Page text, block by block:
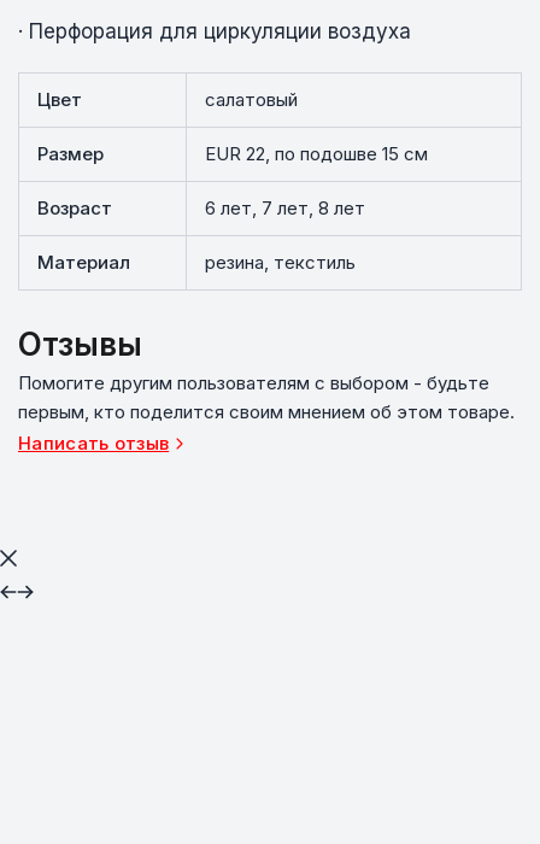
· Перфорация для циркуляции воздуха
Цвет салатовый
Размер EUR 22, по подошве 15 см
Возраст 6 лет, 7 лет, 8 лет
Материал резина, текстиль
Отзывы
Помогите другим пользователям с выбором - будьте
первым, кто поделится своим мнением об этом товаре.
Написать отзыв